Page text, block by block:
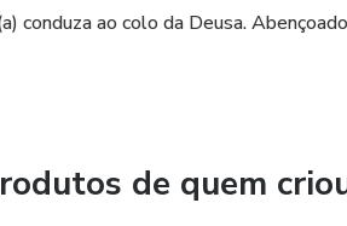
• A transição planetária e a
conduza ao colo da Deusa.
de quem